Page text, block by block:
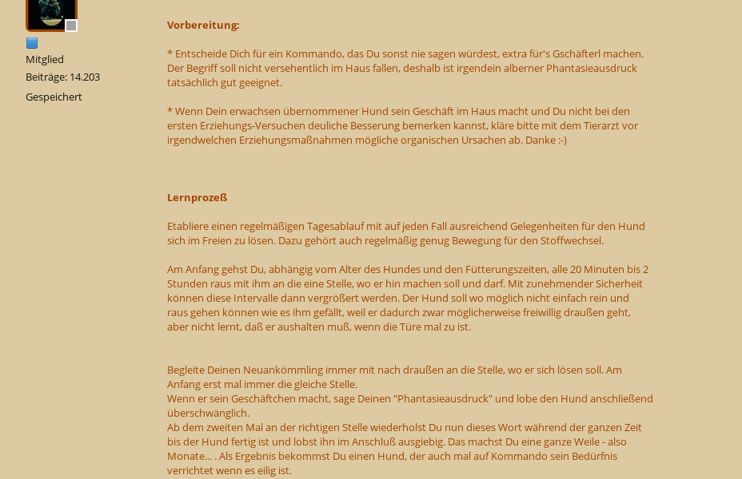
Mitglied
Beiträge: 14.203
Gespeichert
Vorbereitung:
* Entscheide Dich für ein Kommando, das Du sonst nie sagen würdest, extra für's Gschäfterl machen.
Der Begriff soll nicht versehentlich im Haus fallen, deshalb ist irgendein alberner Phantasieausdruck
tatsächlich gut geeignet.
* Wenn Dein erwachsen übernommener Hund sein Geschäft im Haus macht und Du nicht bei den
ersten Erziehungs-Versuchen deuliche Besserung bemerken kannst, kläre bitte mit dem Tierarzt vor
irgendwelchen Erziehungsmaßnahmen mögliche organischen Ursachen ab. Danke :-)
Lernprozeß
Etabliere einen regelmäßigen Tagesablauf mit auf jeden Fall ausreichend Gelegenheiten für den Hund
sich im Freien zu lösen. Dazu gehört auch regelmäßig genug Bewegung für den Stoffwechsel.
Am Anfang gehst Du, abhängig vom Alter des Hundes und den Fütterungszeiten, alle 20 Minuten bis 2
Stunden raus mit ihm an die eine Stelle, wo er hin machen soll und darf. Mit zunehmender Sicherheit
können diese Intervalle dann vergrößert werden. Der Hund soll wo möglich nicht einfach rein und
raus gehen können wie es ihm gefällt, weil er dadurch zwar möglicherweise freiwillig draußen geht,
aber nicht lernt, daß er aushalten muß, wenn die Türe mal zu ist.
Begleite Deinen Neuankömmling immer mit nach draußen an die Stelle, wo er sich lösen soll. Am
Anfang erst mal immer die gleiche Stelle.
Wenn er sein Geschäftchen macht, sage Deinen "Phantasieausdruck" und lobe den Hund anschließend
überschwänglich.
Ab dem zweiten Mal an der richtigen Stelle wiederholst Du nun dieses Wort während der ganzen Zeit
bis der Hund fertig ist und lobst ihn im Anschluß ausgiebig. Das machst Du eine ganze Weile - also
Monate... . Als Ergebnis bekommst Du einen Hund, der auch mal auf Kommando sein Bedürfnis
verrichtet wenn es eilig ist.